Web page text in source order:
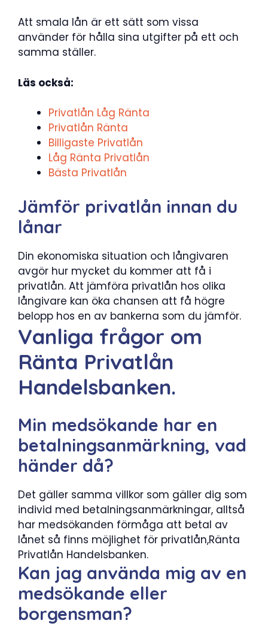
Att smala lån är ett sätt som vissa
använder för hålla sina utgifter på ett och
samma ställer.
Läs också:
Privatlån Låg Ränta
Privatlån Ränta
Billigaste Privatlån
Låg Ränta Privatlån
Bästa Privatlån
Jämför privatlån innan du
lånar
Din ekonomiska situation och långivaren
avgör hur mycket du kommer att få i
privatlån. Att jämföra privatlån hos olika
långivare kan öka chansen att få högre
belopp hos en av bankerna som du jämför.
Vanliga frågor om
Ränta Privatlån
Handelsbanken.
Min medsökande har en
betalningsanmärkning, vad
händer då?
Det gäller samma villkor som gäller dig som
individ med betalningsanmärkningar, alltså
har medsökanden förmåga att betal av
lånet så finns möjlighet för privatlån,Ränta
Privatlån Handelsbanken.
Kan jag använda mig av en
medsökande eller
borgensman?